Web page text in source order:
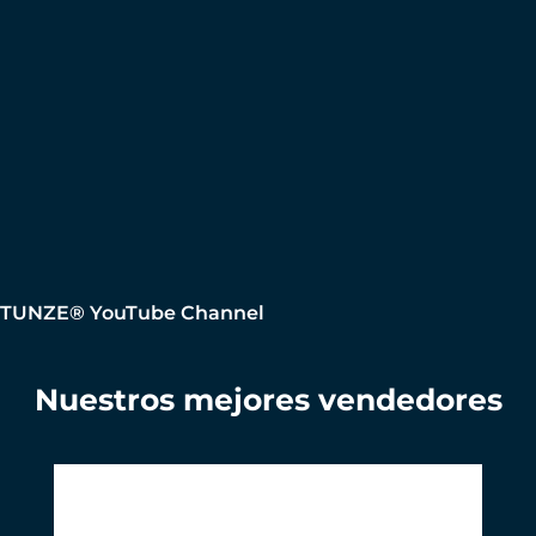
TUNZE® YouTube Channel
Nuestros mejores vendedores